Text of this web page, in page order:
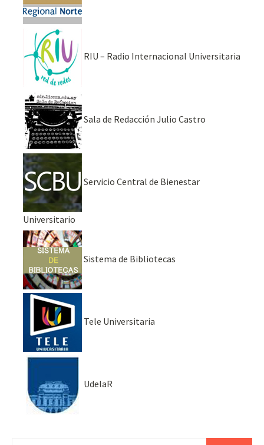
RIU – Radio Internacional Universitaria
Sala de Redacción Julio Castro
Servicio Central de Bienestar
Universitario
Sistema de Bibliotecas
Tele Universitaria
UdelaR